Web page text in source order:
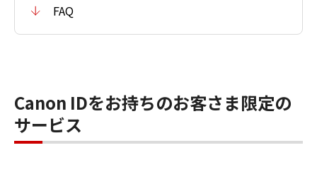
FAQ
Canon IDをお持ちのお客さま限定の
サービス